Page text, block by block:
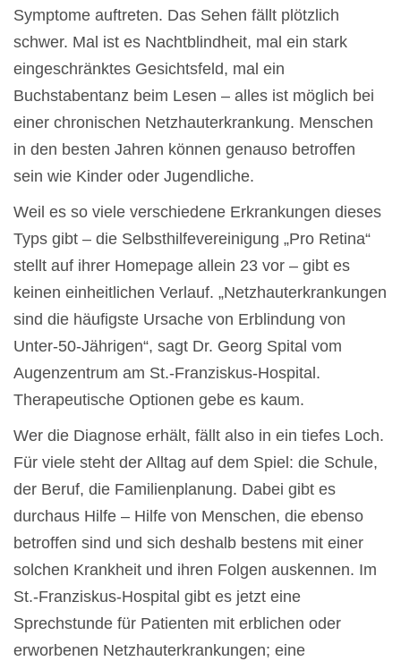
Symptome auftreten. Das Sehen fällt plötzlich
schwer. Mal ist es Nachtblindheit, mal ein stark
eingeschränktes Gesichtsfeld, mal ein
Buchstabentanz beim Lesen – alles ist möglich bei
einer chronischen Netzhauterkrankung. Menschen
in den besten Jahren können genauso betroffen
sein wie Kinder oder Jugendliche.
Weil es so viele verschiedene Erkrankungen dieses
Typs gibt – die Selbsthilfevereinigung „Pro Retina“
stellt auf ihrer Homepage allein 23 vor – gibt es
keinen einheitlichen Verlauf. „Netzhauterkrankungen
sind die häufigste Ursache von Erblindung von
Unter-50-Jährigen“, sagt Dr. Georg Spital vom
Augenzentrum am St.-Franziskus-Hospital.
Therapeutische Optionen gebe es kaum.
Wer die Diagnose erhält, fällt also in ein tiefes Loch.
Für viele steht der Alltag auf dem Spiel: die Schule,
der Beruf, die Familienplanung. Dabei gibt es
durchaus Hilfe – Hilfe von Menschen, die ebenso
betroffen sind und sich deshalb bestens mit einer
solchen Krankheit und ihren Folgen auskennen. Im
St.-Franziskus-Hospital gibt es jetzt eine
Sprechstunde für Patienten mit erblichen oder
erworbenen Netzhauterkrankungen; eine